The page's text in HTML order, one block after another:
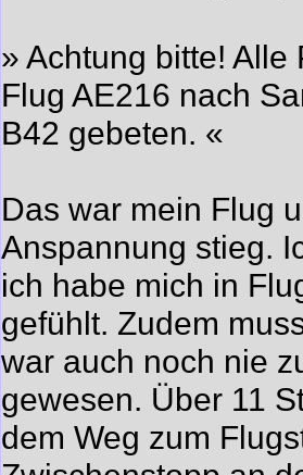
» Achtung bitte!
Flug AE216 nach
B42 gebeten. «
Das war mein Flug
Anspannung stieg.
ich habe mich in
gefühlt. Zudem
war auch noch nie
gewesen. Über 11
dem Weg zum